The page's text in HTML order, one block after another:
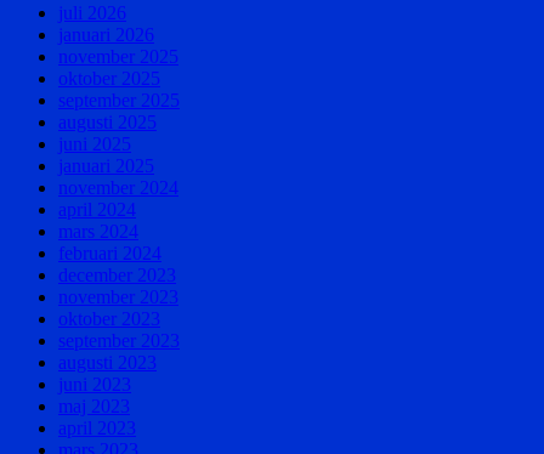
juli 2026
januari 2026
november 2025
oktober 2025
september 2025
augusti 2025
juni 2025
januari 2025
november 2024
april 2024
mars 2024
februari 2024
december 2023
november 2023
oktober 2023
september 2023
augusti 2023
juni 2023
maj 2023
april 2023
mars 2023